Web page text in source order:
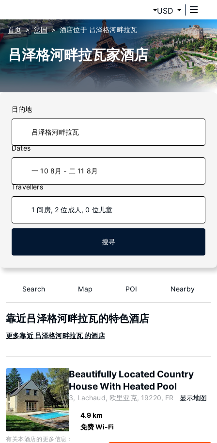
USD
首页 法国 酒店位于 吕泽格河畔拉瓦
吕泽格河畔拉瓦家酒店
目的地
Dates
一 10 8月 - 二 11 8月
Travellers
1 间房, 2 位成人, 0 位儿童
搜寻
Search Map POI Nearby
靠近吕泽格河畔拉瓦的特色酒店
更多靠近 吕泽格河畔拉瓦 的酒店
Beautifully Located Country
House With Heated Pool
3, Lachaud, 欧里亚克, 19220, FR 显示地图
4.9 km
免费 Wi-Fi
有关本酒店的更多信息：